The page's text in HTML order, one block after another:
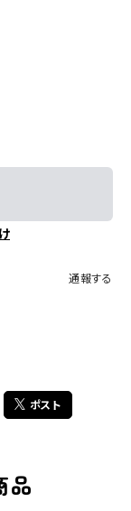
通報する
ポスト
品